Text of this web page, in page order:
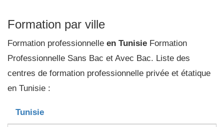
Formation par ville
Formation professionnelle en Tunisie Formation
Professionnelle Sans Bac et Avec Bac. Liste des
centres de formation professionnelle privée et étatique
en Tunisie :
Tunisie